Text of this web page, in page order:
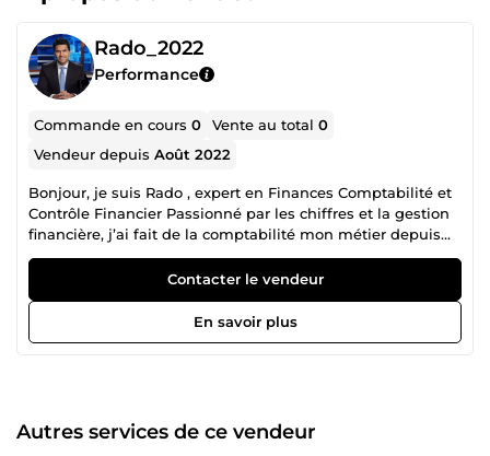
Rado_2022
Performance
Commande en cours0 Vente au total0
Vendeur depuisAoût 2022
Bonjour, je suis Rado , expert en Finances Comptabilité et
Contrôle Financier Passionné par les chiffres et la gestion
financière, j’ai fait de la comptabilité mon métier depuis
plus de 10 ans. Après plus d’une décennie en tant que
salarié, j’ai choisi de me lancer en tant que micro-
entrepreneur pour mettre mon expertise au service des
entreprises et associations. Mon parcours m’a permis
d’acquérir une solide expérience sur le terrain. Diplômé
évolué à travers plusieurs postes clés : Comptable,
Contrôleur interne, puis Vérificateur Comptable.
Contacter le vendeur
En savoir plus
Autres services de ce vendeur